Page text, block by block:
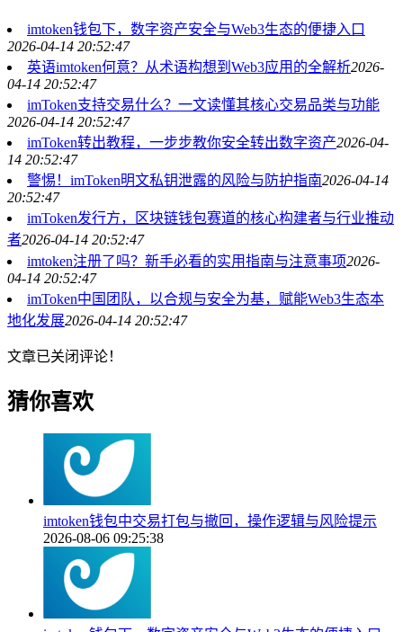
imtoken钱包下，数字资产安全与Web3生态的便捷入口
2026-04-14 20:52:47
英语imtoken何意？从术语构想到Web3应用的全解析2026-
04-14 20:52:47
imToken支持交易什么？一文读懂其核心交易品类与功能
2026-04-14 20:52:47
imToken转出教程，一步步教你安全转出数字资产2026-04-
14 20:52:47
警惕！imToken明文私钥泄露的风险与防护指南2026-04-14
20:52:47
imToken发行方，区块链钱包赛道的核心构建者与行业推动
者2026-04-14 20:52:47
imtoken注册了吗？新手必看的实用指南与注意事项2026-
04-14 20:52:47
imToken中国团队，以合规与安全为基，赋能Web3生态本
地化发展2026-04-14 20:52:47
文章已关闭评论！
猜你喜欢
imtoken钱包中交易打包与撤回，操作逻辑与风险提示
2026-08-06 09:25:38